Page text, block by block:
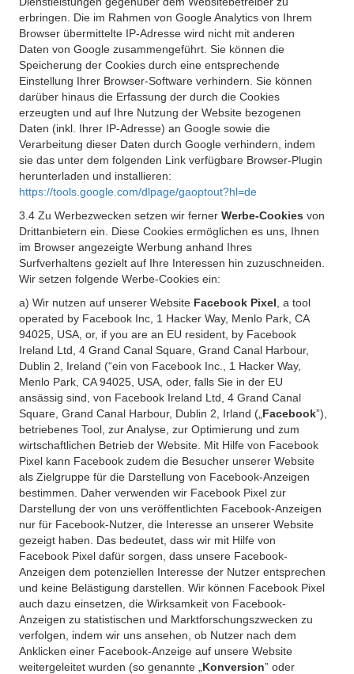
erbringen. Die im Rahmen von Google Analytics von Ihrem
Browser übermittelte IP-Adresse wird nicht mit anderen
Daten von Google zusammengeführt. Sie können die
Speicherung der Cookies durch eine entsprechende
Einstellung Ihrer Browser-Software verhindern. Sie können
darüber hinaus die Erfassung der durch die Cookies
erzeugten und auf Ihre Nutzung der Website bezogenen
Daten (inkl. Ihrer IP-Adresse) an Google sowie die
Verarbeitung dieser Daten durch Google verhindern, indem
sie das unter dem folgenden Link verfügbare Browser-Plugin
herunterladen und installieren:
https://tools.google.com/dlpage/gaoptout?hl=de
3.4 Zu Werbezwecken setzen wir ferner Werbe-Cookies von
Drittanbietern ein. Diese Cookies ermöglichen es uns, Ihnen
im Browser angezeigte Werbung anhand Ihres
Surfverhaltens gezielt auf Ihre Interessen hin zuzuschneiden.
Wir setzen folgende Werbe-Cookies ein:
a) Wir nutzen auf unserer Website Facebook Pixel , a tool
operated by Facebook Inc, 1 Hacker Way, Menlo Park, CA
94025, USA, or, if you are an EU resident, by Facebook
Ireland Ltd, 4 Grand Canal Square, Grand Canal Harbour,
Dublin 2, Ireland (“ein von Facebook Inc., 1 Hacker Way,
Menlo Park, CA 94025, USA, oder, falls Sie in der EU
ansässig sind, von Facebook Ireland Ltd, 4 Grand Canal
Square, Grand Canal Harbour, Dublin 2, Irland („ Facebook”),
betriebenes Tool, zur Analyse, zur Optimierung und zum
wirtschaftlichen Betrieb der Website. Mit Hilfe von Facebook
Pixel kann Facebook zudem die Besucher unserer Website
als Zielgruppe für die Darstellung von Facebook-Anzeigen
bestimmen. Daher verwenden wir Facebook Pixel zur
Darstellung der von uns veröffentlichten Facebook-Anzeigen
nur für Facebook-Nutzer, die Interesse an unserer Website
gezeigt haben. Das bedeutet, dass wir mit Hilfe von
Facebook Pixel dafür sorgen, dass unsere Facebook-
Anzeigen dem potenziellen Interesse der Nutzer entsprechen
und keine Belästigung darstellen. Wir können Facebook Pixel
auch dazu einsetzen, die Wirksamkeit von Facebook-
Anzeigen zu statistischen und Marktforschungszwecken zu
verfolgen, indem wir uns ansehen, ob Nutzer nach dem
Anklicken einer Facebook-Anzeige auf unsere Website
weitergeleitet wurden (so genannte „ Konversion” oder